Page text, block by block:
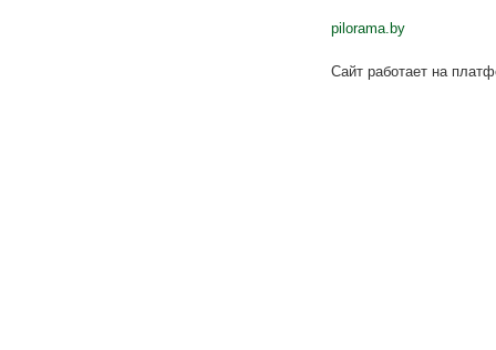
pilorama.by
Сайт работает на